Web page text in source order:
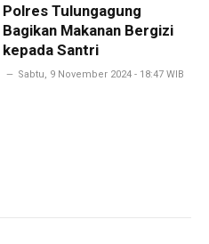
Polres Tulungagung
Bagikan Makanan Bergizi
kepada Santri
Sabtu, 9 November 2024 - 18:47 WIB